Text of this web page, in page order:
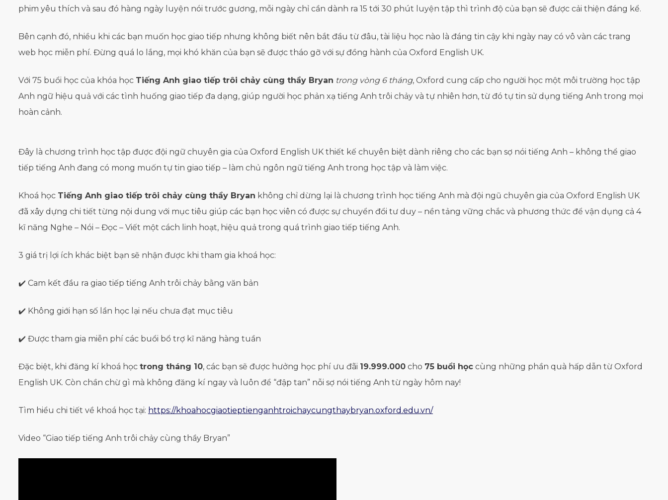
phim yêu thích và sau đó hàng ngày luyện nói trước gương, mỗi ngày chỉ cần dành ra 15 tới 30 phút luyện tập thì trình độ của bạn sẽ được cải thiện đáng kể.
Bên cạnh đó, nhiều khi các bạn muốn học giao tiếp nhưng không biết nên bắt đầu từ đâu, tài liệu học nào là đáng tin cậy khi ngày nay có vô vàn các trang
web học miễn phí. Đừng quá lo lắng, mọi khó khăn của bạn sẽ được tháo gỡ với sự đồng hành của Oxford English UK.
Với 75 buổi học của khóa học Tiếng Anh giao tiếp trôi chảy cùng thầy Bryan trong vòng 6 tháng, Oxford cung cấp cho người học một môi trường học tập
Anh ngữ hiệu quả với các tình huống giao tiếp đa dạng, giúp người học phản xạ tiếng Anh trôi chảy và tự nhiên hơn, từ đó tự tin sử dụng tiếng Anh trong mọi
hoàn cảnh.
Đây là chương trình học tập được đội ngữ chuyên gia của Oxford English UK thiết kế chuyên biệt dành riêng cho các bạn sợ nói tiếng Anh – không thể giao
tiếp tiếng Anh đang có mong muốn tự tin giao tiếp – làm chủ ngôn ngữ tiếng Anh trong học tập và làm việc.
Khoá học Tiếng Anh giao tiếp trôi chảy cùng thầy Bryan không chỉ dừng lại là chương trình học tiếng Anh mà đội ngũ chuyên gia của Oxford English UK
đã xây dựng chi tiết từng nội dung với mục tiêu giúp các bạn học viên có được sự chuyển đổi tư duy – nền tảng vững chắc và phương thức để vận dụng cả 4
kĩ năng Nghe – Nói – Đọc – Viết một cách linh hoạt, hiệu quả trong quá trình giao tiếp tiếng Anh.
3 giá trị lợi ích khác biệt bạn sẽ nhận được khi tham gia khoá học:
✔️ Cam kết đầu ra giao tiếp tiếng Anh trôi chảy bằng văn bản
✔️ Không giới hạn số lần học lại nếu chưa đạt mục tiêu
✔️ Được tham gia miễn phí các buổi bổ trợ kĩ năng hàng tuần
Đặc biệt, khi đăng kí khoá học trong tháng 10, các bạn sẽ được hưởng học phí ưu đãi 19.999.000 cho 75 buổi học cùng những phần quà hấp dẫn từ Oxford
English UK. Còn chần chừ gì mà không đăng kí ngay và luôn để “đập tan” nỗi sợ nói tiếng Anh từ ngày hôm nay!
Tìm hiểu chi tiết về khoá học tại: https://khoahocgiaotieptienganhtroichaycungthaybryan.oxford.edu.vn/
Video “Giao tiếp tiếng Anh trôi chảy cùng thầy Bryan”